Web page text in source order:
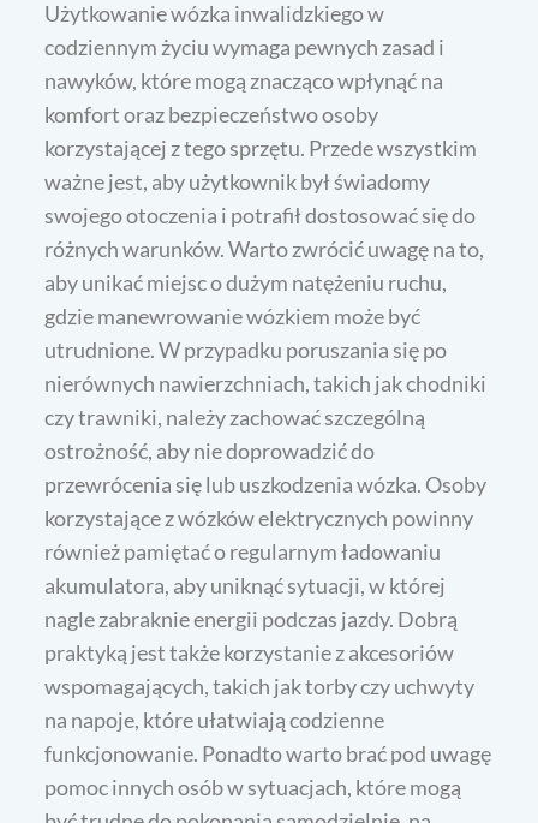
Użytkowanie wózka inwalidzkiego w
codziennym życiu wymaga pewnych zasad i
nawyków, które mogą znacząco wpłynąć na
komfort oraz bezpieczeństwo osoby
korzystającej z tego sprzętu. Przede wszystkim
ważne jest, aby użytkownik był świadomy
swojego otoczenia i potrafił dostosować się do
różnych warunków. Warto zwrócić uwagę na to,
aby unikać miejsc o dużym natężeniu ruchu,
gdzie manewrowanie wózkiem może być
utrudnione. W przypadku poruszania się po
nierównych nawierzchniach, takich jak chodniki
czy trawniki, należy zachować szczególną
ostrożność, aby nie doprowadzić do
przewrócenia się lub uszkodzenia wózka. Osoby
korzystające z wózków elektrycznych powinny
również pamiętać o regularnym ładowaniu
akumulatora, aby uniknąć sytuacji, w której
nagle zabraknie energii podczas jazdy. Dobrą
praktyką jest także korzystanie z akcesoriów
wspomagających, takich jak torby czy uchwyty
na napoje, które ułatwiają codzienne
funkcjonowanie. Ponadto warto brać pod uwagę
pomoc innych osób w sytuacjach, które mogą